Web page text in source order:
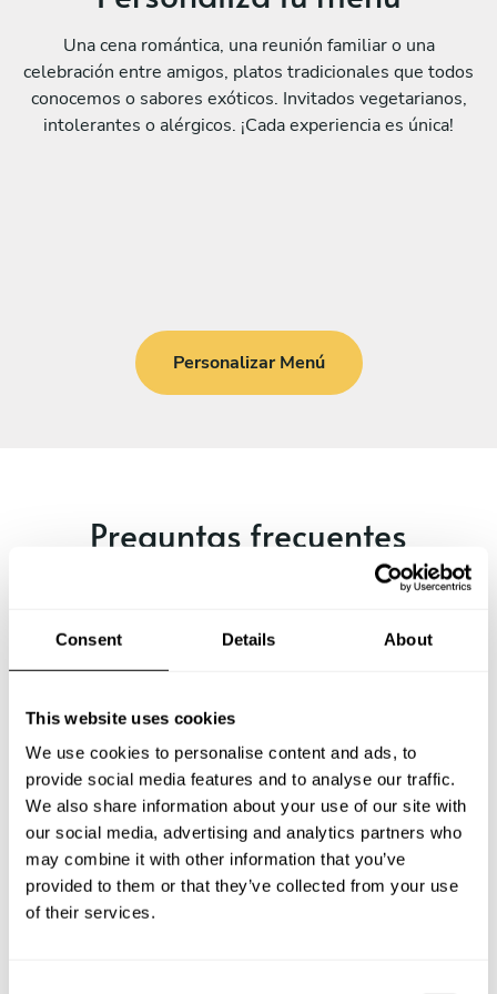
Consent Details About
This website uses cookies
We use cookies to personalise content and ads, to
provide social media features and to analyse our traffic.
We also share information about your use of our site with
our social media, advertising and analytics partners who
may combine it with other information that you’ve
provided to them or that they’ve collected from your use
of their services.
Una cena romántica, una reunión familiar o una
celebración entre amigos, platos tradicionales que todos
conocemos o sabores exóticos. Invitados vegetarianos,
intolerantes o alérgicos. ¡Cada experiencia es única!
Personalizar Menú
Preguntas frecuentes
Estas son las preguntas más frecuentes sobre Chef a
Soledad?
¿Cuánto cuesta un Chef a Domicilio en Soledad?
¿Cómo puedo reservar un Chef a Domicilio en Soledad?